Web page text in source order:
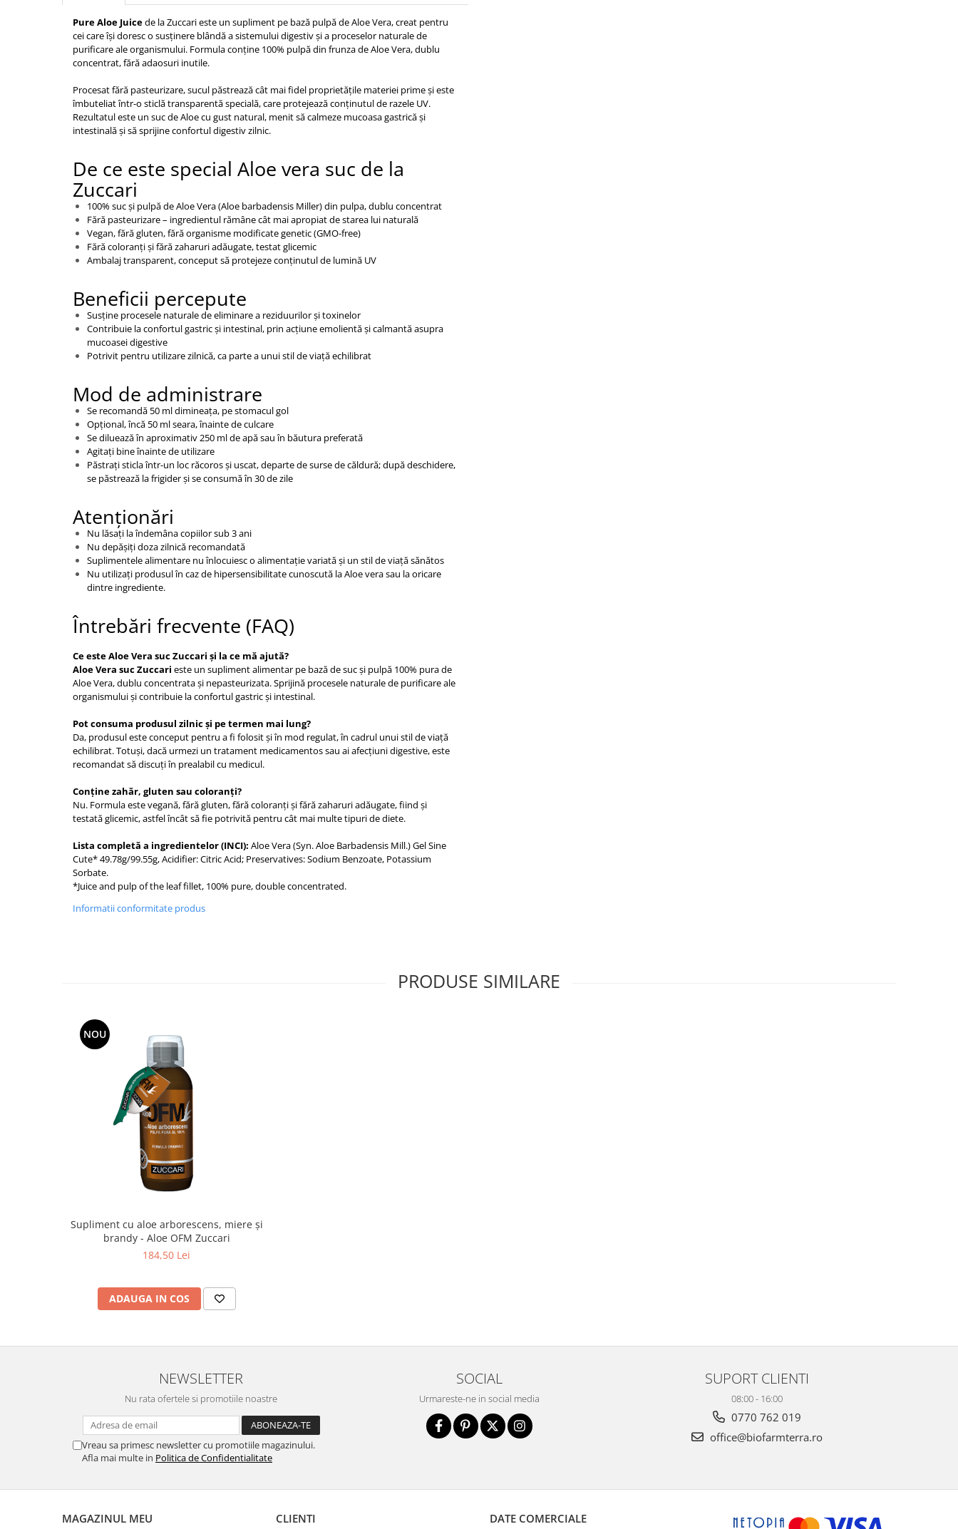
Pure Aloe Juicede la Zuccari este un supliment pe bază pulpă de Aloe Vera, creat pentru
cei care își doresc o susținere blândă a sistemului digestiv și a proceselor naturale de
purificare ale organismului. Formula conține 100% pulpă din frunza de Aloe Vera, dublu
concentrat, fără adaosuri inutile.
Procesat fără pasteurizare, sucul păstrează cât mai fidel proprietățile materiei prime și este
îmbuteliat într-o sticlă transparentă specială, care protejează conținutul de razele UV.
Rezultatul este un suc de Aloe cu gust natural, menit să calmeze mucoasa gastrică și
intestinală și să sprijine confortul digestiv zilnic.
De ce este special Aloe vera suc de la
Zuccari
100% suc și pulpă de Aloe Vera (Aloe barbadensis Miller) din pulpa, dublu concentrat
Fără pasteurizare – ingredientul rămâne cât mai apropiat de starea lui naturală
Vegan, fără gluten, fără organisme modificate genetic (GMO-free)
Fără coloranți și fără zaharuri adăugate, testat glicemic
Ambalaj transparent, conceput să protejeze conținutul de lumină UV
Beneficii percepute
Susține procesele naturale de eliminare a reziduurilor și toxinelor
Contribuie la confortul gastric și intestinal, prin acțiune emolientă și calmantă asupra
mucoasei digestive
Potrivit pentru utilizare zilnică, ca parte a unui stil de viață echilibrat
Mod de administrare
Se recomandă 50 ml dimineața, pe stomacul gol
Opțional, încă 50 ml seara, înainte de culcare
Se diluează în aproximativ 250 ml de apă sau în băutura preferată
Agitați bine înainte de utilizare
Păstrați sticla într-un loc răcoros și uscat, departe de surse de căldură; după deschidere,
se păstrează la frigider și se consumă în 30 de zile
Atenționări
Nu lăsați la îndemâna copiilor sub 3 ani
Nu depășiți doza zilnică recomandată
Suplimentele alimentare nu înlocuiesc o alimentație variată și un stil de viață sănătos
Nu utilizați produsul în caz de hipersensibilitate cunoscută la Aloe vera sau la oricare
dintre ingrediente.
Întrebări frecvente (FAQ)
Ce este Aloe Vera suc Zuccari și la ce mă ajută?
Aloe Vera suc Zuccari este un supliment alimentar pe bază de suc și pulpă 100% pura de
Aloe Vera, dublu concentrata și nepasteurizata. Sprijină procesele naturale de purificare ale
organismului și contribuie la confortul gastric și intestinal.
Pot consuma produsul zilnic și pe termen mai lung?
Da, produsul este conceput pentru a fi folosit și în mod regulat, în cadrul unui stil de viață
echilibrat. Totuși, dacă urmezi un tratament medicamentos sau ai afecțiuni digestive, este
recomandat să discuți în prealabil cu medicul.
Conține zahăr, gluten sau coloranți?
Nu. Formula este vegană, fără gluten, fără coloranți și fără zaharuri adăugate, fiind și
testată glicemic, astfel încât să fie potrivită pentru cât mai multe tipuri de diete.
Lista completă a ingredientelor (INCI): Aloe Vera (Syn. Aloe Barbadensis Mill.) Gel Sine
Cute* 49.78g/99.55g, Acidifier: Citric Acid; Preservatives: Sodium Benzoate, Potassium
Sorbate.
*Juice and pulp of the leaf fillet, 100% pure, double concentrated.
Informatii conformitate produs
PRODUSE SIMILARE
NOU
Supliment cu aloe arborescens, miere și
brandy - Aloe OFM Zuccari
184,50 Lei
ADAUGA IN COS
NEWSLETTER
Nu rata ofertele si promotiile noastre
Vreau sa primesc newsletter cu promotiile magazinului.
Afla mai multe in Politica de Confidentialitate
SOCIAL
Urmareste-ne in social media
SUPORT CLIENTI
08:00 - 16:00
0770 762 019
office@biofarmterra.ro
MAGAZINUL MEU CLIENTI DATE COMERCIALE